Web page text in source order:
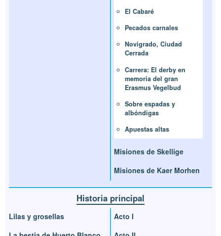
El Cabaré
Pecados carnales
Novigrado, Ciudad
Cerrada
Carrera: El derby en
memoria del gran
Erasmus Vegelbud
Sobre espadas y
albóndigas
Apuestas altas
Misiones de Skellige
Misiones de Kaer Morhen
Historia principal
Lilas y grosellas
Acto I